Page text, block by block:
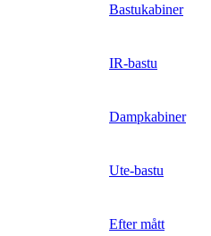
Bastukabiner
IR-bastu
Dampkabiner
Ute-bastu
Efter mått